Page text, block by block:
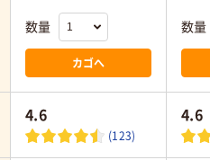
数量
カゴへ
数量
4.6
(123)
4.6